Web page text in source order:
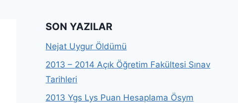
SON YAZILAR
Nejat Uygur Öldümü
2013 – 2014 Açık Öğretim Fakültesi Sınav
Tarihleri
2013 Ygs Lys Puan Hesaplama Ösym